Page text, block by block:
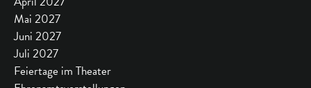
Mai 2027
Juni 2027
Juli 2027
Feiertage im Theater